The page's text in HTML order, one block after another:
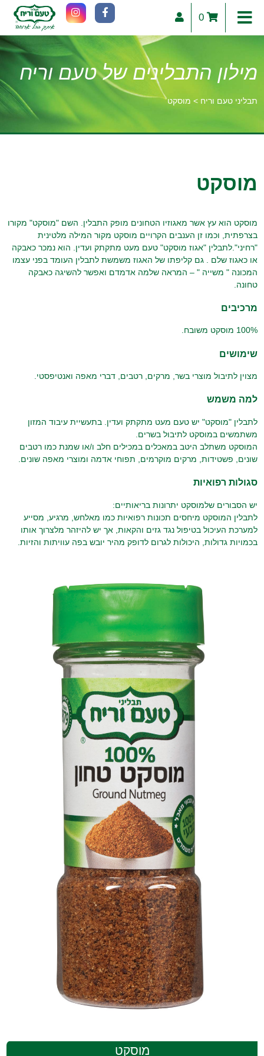
0
מילון התבלינים של טעם וריח
תבליני טעם וריח > מוסקט
מוסקט
מוסקט הוא עץ אשר מאגוזיו הטחונים מופק התבלין. השם "מוסקט" מקורו
בצרפתית, וכמו זן הענבים הקרויים מוסקט מקור המילה מלטינית
"רחיני".לתבלין "אגוז מוסקט" טעם מעט מתקתק ועדין. הוא נמכר כאבקה
או כאגוז שלם . גם קליפתו של האגוז משמשת לתבלין העומד בפני עצמו
המכונה " משייה " – המראה שלמה אדמדם ואפשר להשיגה כאבקה
טחונה.
מרכיבים
100% מוסקט משובח.
שימושים
מצוין לתיבול מוצרי בשר, מרקים, רטבים, דברי מאפה ואנטיפסטי.
למה משמש
לתבלין "מוסקט" יש טעם מעט מתקתק ועדין. בתעשיית עיבוד המזון
משתמשים במוסקט לתיבול בשרים.
המוסקט משתלב היטב במאכלים במכילים חלב ו/או שמנת כמו רטבים
שונים, פשטידות, מרקים מוקרמים, תפוחי אדמה ומוצרי מאפה שונים.
סגולות רפואיות
יש הסבורים שלמוסקט יתרונות בריאותיים:
לתבלין המוסקט מיחסים תכונות רפואיות כמו מאלחש, מרגיע, מסייע
למערכת העיכול בטיפול נגד גזים והקאות, אך יש להיזהר מלצרוך אותו
בכמויות גדולות, היכולות לגרום לדופק מהיר יובש בפה עוויתות והזיות.
מוסקט